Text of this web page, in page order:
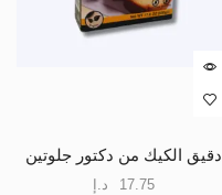
دقيق الكيك من دكتور جلوتين
17.75 د.إ